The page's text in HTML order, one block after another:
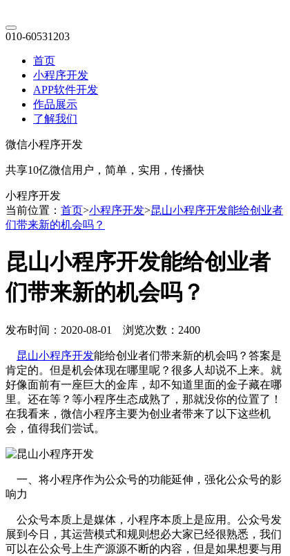
010-60531203
首页
小程序开发
APP软件开发
作品展示
了解我们
微信小程序开发
共享10亿微信用户，简单，实用，传播快
小程序开发
当前位置： 首页>小程序开发>昆山小程序开发能给创业者
们带来新的机会吗？
昆山小程序开发能给创业者
们带来新的机会吗？
发布时间：2020-08-01 浏览次数：2400
昆山小程序开发能给创业者们带来新的机会吗？答案是
肯定的。但是机会体现在哪里呢？很多人却说不上来。就
好像面前有一座巨大的金库，却不知道里面的金子藏在哪
里。还在等？等小程序生态成熟了，那就没你的位置了！
在我看来，微信小程序主要为创业者带来了以下这些机
会，值得我们尝试。
一、将小程序作为公众号的功能延伸，强化公众号的影
响力
公众号本质上是媒体，小程序本质上是应用。公众号发
展到今日，其运营模式和规则想必大家已经很熟悉，我们
可以在公众号上生产源源不断的内容，但是如果想要与用